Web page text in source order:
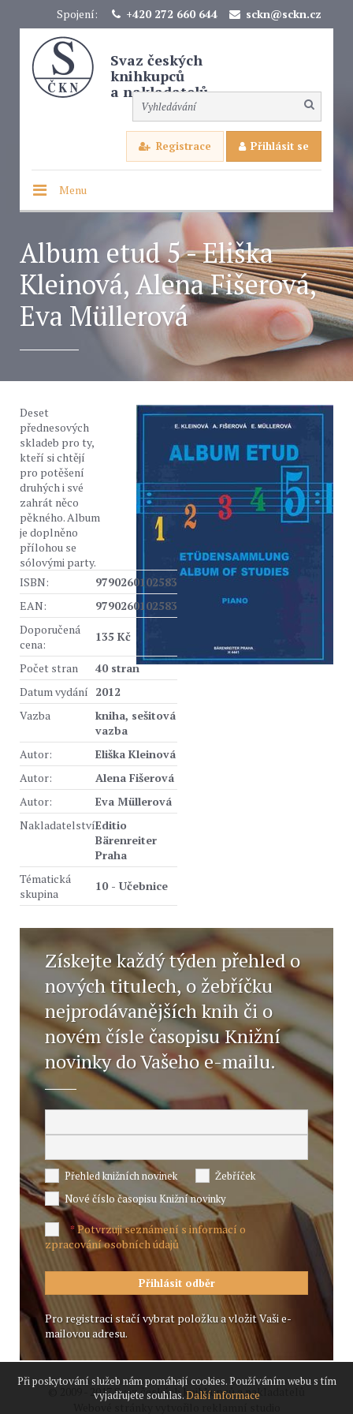
Spojení: +420 272 660 644 sckn@sckn.cz
Svaz českých
knihkupců
a nakladatelů
Registrace Přihlásit se
Menu
Album etud 5 - Eliška
Kleinová, Alena Fišerová,
Eva Müllerová
Deset
přednesových
skladeb pro ty,
kteří si chtějí
pro potěšení
druhých i své
zahrát něco
pěkného. Album
je doplněno
přílohou se
sólovými party.
ISBN:
9790260102583
EAN:
9790260102583
Doporučená
cena:
135 Kč
Počet stran
40 stran
Datum vydání 2012
Vazba
kniha, sešitová
vazba
Autor:
Eliška Kleinová
Autor:
Alena Fišerová
Autor:
Eva Müllerová
NakladatelstvíEditio
Bärenreiter
Praha
Tématická
skupina
10 - Učebnice
Získejte každý týden přehled o
nových titulech, o žebříčku
nejprodávanějších knih či o
novém čísle časopisu Knižní
novinky do Vašeho e-mailu.
Přehled knižních novinek
Žebříček
Nové číslo časopisu Knižní novinky
*Potvrzuji seznámení s informací o
zpracování osobních údajů
Pro registraci stačí vybrat položku a vložit Vaši e-
mailovou adresu.
© 2009 - 2017 Svaz českých knihkupců a nakladatelů
Při poskytování služeb nám pomáhají cookies. Používáním webu s tím
vyjadřujete souhlas.Další informace